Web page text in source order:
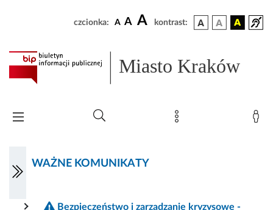
czcionka: A A A kontrast:
Miasto Kraków
WAŻNE KOMUNIKATY
Bezpieczeństwo i zarządzanie kryzysowe -